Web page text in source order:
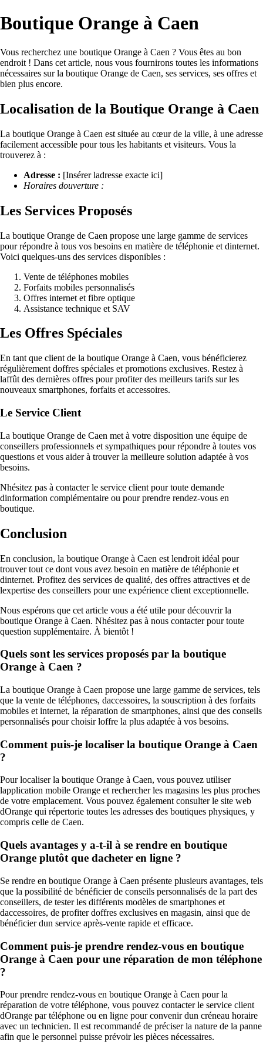
Boutique Orange à Caen
Vous recherchez une boutique Orange à Caen ? Vous êtes au bon
endroit ! Dans cet article, nous vous fournirons toutes les informations
nécessaires sur la boutique Orange de Caen, ses services, ses offres et
bien plus encore.
Localisation de la Boutique Orange à Caen
La boutique Orange à Caen est située au cœur de la ville, à une adresse
facilement accessible pour tous les habitants et visiteurs. Vous la
trouverez à :
Adresse : [Insérer ladresse exacte ici]
Horaires douverture :
Les Services Proposés
La boutique Orange de Caen propose une large gamme de services
pour répondre à tous vos besoins en matière de téléphonie et dinternet.
Voici quelques-uns des services disponibles :
Vente de téléphones mobiles
Forfaits mobiles personnalisés
Offres internet et fibre optique
Assistance technique et SAV
Les Offres Spéciales
En tant que client de la boutique Orange à Caen, vous bénéficierez
régulièrement doffres spéciales et promotions exclusives. Restez à
laffût des dernières offres pour profiter des meilleurs tarifs sur les
nouveaux smartphones, forfaits et accessoires.
Le Service Client
La boutique Orange de Caen met à votre disposition une équipe de
conseillers professionnels et sympathiques pour répondre à toutes vos
questions et vous aider à trouver la meilleure solution adaptée à vos
besoins.
Nhésitez pas à contacter le service client pour toute demande
dinformation complémentaire ou pour prendre rendez-vous en
boutique.
Conclusion
En conclusion, la boutique Orange à Caen est lendroit idéal pour
trouver tout ce dont vous avez besoin en matière de téléphonie et
dinternet. Profitez des services de qualité, des offres attractives et de
lexpertise des conseillers pour une expérience client exceptionnelle.
Nous espérons que cet article vous a été utile pour découvrir la
boutique Orange à Caen. Nhésitez pas à nous contacter pour toute
question supplémentaire. À bientôt !
Quels sont les services proposés par la boutique
Orange à Caen ?
La boutique Orange à Caen propose une large gamme de services, tels
que la vente de téléphones, daccessoires, la souscription à des forfaits
mobiles et internet, la réparation de smartphones, ainsi que des conseils
personnalisés pour choisir loffre la plus adaptée à vos besoins.
Comment puis-je localiser la boutique Orange à Caen
?
Pour localiser la boutique Orange à Caen, vous pouvez utiliser
lapplication mobile Orange et rechercher les magasins les plus proches
de votre emplacement. Vous pouvez également consulter le site web
dOrange qui répertorie toutes les adresses des boutiques physiques, y
compris celle de Caen.
Quels avantages y a-t-il à se rendre en boutique
Orange plutôt que dacheter en ligne ?
Se rendre en boutique Orange à Caen présente plusieurs avantages, tels
que la possibilité de bénéficier de conseils personnalisés de la part des
conseillers, de tester les différents modèles de smartphones et
daccessoires, de profiter doffres exclusives en magasin, ainsi que de
bénéficier dun service après-vente rapide et efficace.
Comment puis-je prendre rendez-vous en boutique
Orange à Caen pour une réparation de mon téléphone
?
Pour prendre rendez-vous en boutique Orange à Caen pour la
réparation de votre téléphone, vous pouvez contacter le service client
dOrange par téléphone ou en ligne pour convenir dun créneau horaire
avec un technicien. Il est recommandé de préciser la nature de la panne
afin que le personnel puisse prévoir les pièces nécessaires.